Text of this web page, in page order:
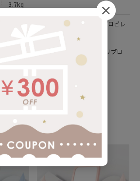
3.7kg
本体： 高密度ポリエチレン・ポリプロピレ
イレイサー： EVA / マグネット：ポリプロ
ピレン・磁石 / 滑り止め：EVA
中国
3歳～
バリエーション